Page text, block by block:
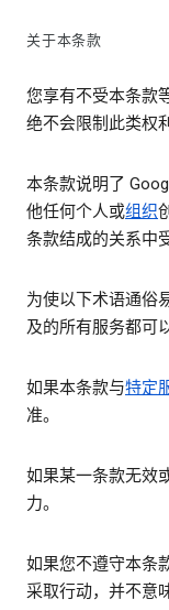
关于本条款
您享有不受本条款
绝不会限制此类权利
本条款说明了
他任何个人或组织
条款结成的关系中
为使以下术语通俗
及的所有服务都可
如果本条款与特定
准。
如果某一条款无效
力。
如果您不遵守本条
采取行动，并不意